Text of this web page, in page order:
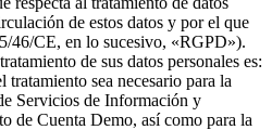
de estos datos y por el que
46/CE, en lo sucesivo, «RGPD»).
de sus datos personales es:
tratamiento sea necesario para la
Servicios de Información y
de Cuenta Demo, así como para la